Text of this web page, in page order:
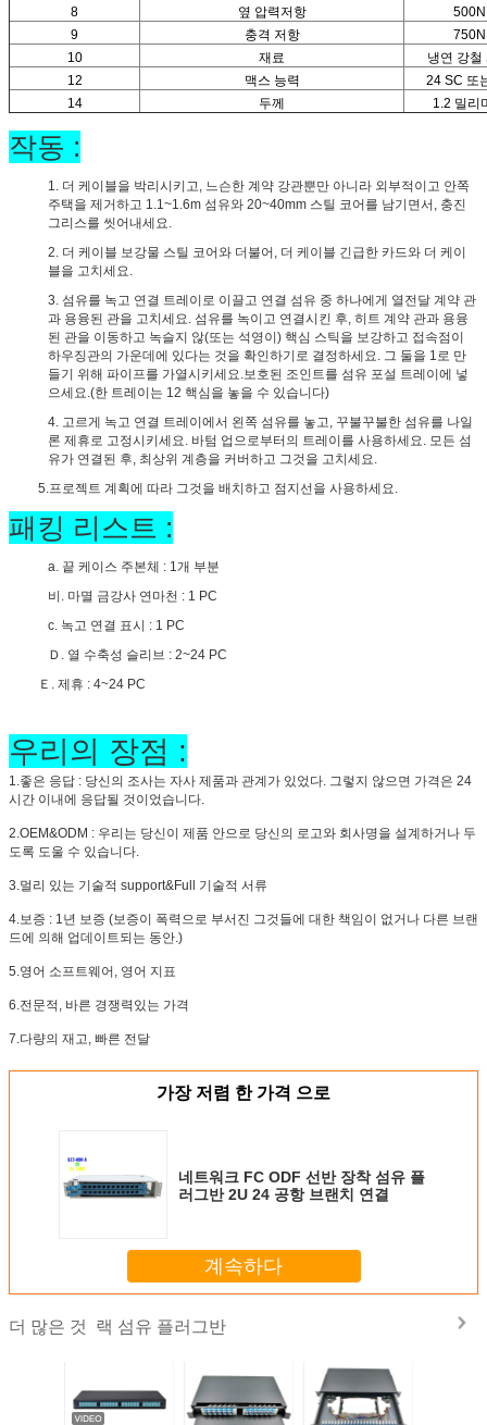
8 옆 압력저항
500N
9
충격 저항
750N
10
재료
냉연 강철
12
맥스 능력
24 SC 또
14
두께 1.2 밀리
작동 :
1. 더 케이블을 박리시키고, 느슨한 계약 강관뿐만 아니라 외부적이고 안쪽
주택을 제거하고 1.1~1.6m 섬유와 20~40mm 스틸 코어를 남기면서, 충진
그리스를 씻어내세요.
2. 더 케이블 보강물 스틸 코어와 더불어, 더 케이블 긴급한 카드와 더 케이
블을 고치세요.
3. 섬유를 녹고 연결 트레이로 이끌고 연결 섬유 중 하나에게 열전달 계약 관
과 용융된 관을 고치세요. 섬유를 녹이고 연결시킨 후, 히트 계약 관과 용융
된 관을 이동하고 녹슬지 않(또는 석영이) 핵심 스틱을 보강하고 접속점이
하우징관의 가운데에 있다는 것을 확인하기로 결정하세요. 그 둘을 1로 만
들기 위해 파이프를 가열시키세요.보호된 조인트를 섬유 포설 트레이에 넣
으세요.(한 트레이는 12 핵심을 놓을 수 있습니다)
4. 고르게 녹고 연결 트레이에서 왼쪽 섬유를 놓고, 꾸불꾸불한 섬유를 나일
론 제휴로 고정시키세요. 바텀 업으로부터의 트레이를 사용하세요. 모든 섬
유가 연결된 후, 최상위 계층을 커버하고 그것을 고치세요.
5.프로젝트 계획에 따라 그것을 배치하고 점지선을 사용하세요.
패킹 리스트 :
a. 끝 케이스 주본체 : 1개 부분
비. 마멸 금강사 연마천 : 1 PC
c. 녹고 연결 표시 : 1 PC
Ｄ. 열 수축성 슬리브 : 2~24 PC
Ｅ. 제휴 : 4~24 PC
우리의 장점 :
1.좋은 응답 : 당신의 조사는 자사 제품과 관계가 있었다. 그렇지 않으면 가격은 24
시간 이내에 응답될 것이었습니다.
2.OEM&ODM : 우리는 당신이 제품 안으로 당신의 로고와 회사명을 설계하거나 두
도록 도울 수 있습니다.
3.멀리 있는 기술적 support&Full 기술적 서류
4.보증 : 1년 보증 (보증이 폭력으로 부서진 그것들에 대한 책임이 없거나 다른 브랜
드에 의해 업데이트되는 동안.)
5.영어 소프트웨어, 영어 지표
6.전문적, 바른 경쟁력있는 가격
7.다량의 재고, 빠른 전달
가장 저렴 한 가격 으로
네트워크 FC ODF 선반 장착 섬유 플
러그반 2U 24 공항 브랜치 연결
계속하다
더 많은 것 랙 섬유 플러그반